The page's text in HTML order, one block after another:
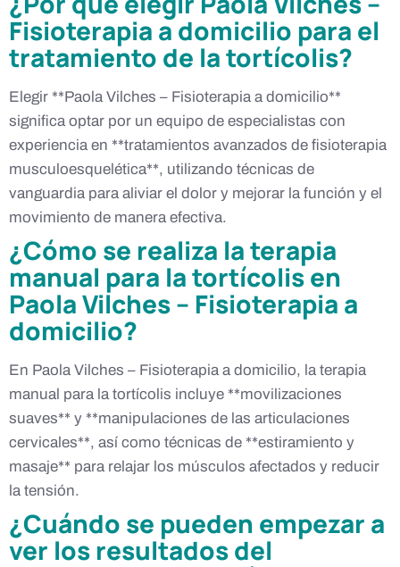
Fisioterapia a domicilio para el
tratamiento de la tortícolis?
Elegir **Paola Vilches – Fisioterapia a domicilio**
significa optar por un equipo de especialistas con
experiencia en **tratamientos avanzados de fisioterapia
musculoesquelética**, utilizando técnicas de
vanguardia para aliviar el dolor y mejorar la función y el
movimiento de manera efectiva.
¿Cómo se realiza la terapia
manual para la tortícolis en
Paola Vilches – Fisioterapia a
domicilio?
En Paola Vilches – Fisioterapia a domicilio, la terapia
manual para la tortícolis incluye **movilizaciones
suaves** y **manipulaciones de las articulaciones
cervicales**, así como técnicas de **estiramiento y
masaje** para relajar los músculos afectados y reducir
la tensión.
¿Cuándo se pueden empezar a
ver los resultados del